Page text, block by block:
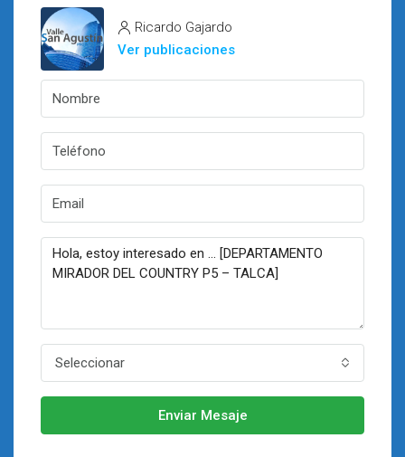
Ricardo Gajardo
Ver publicaciones
Seleccionar
Enviar Mesaje